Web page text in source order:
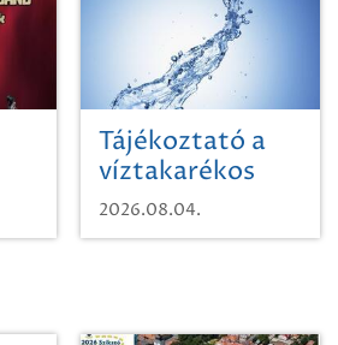
Tájékoztató a
víztakarékos
vízhasználatról
2026.08.04.